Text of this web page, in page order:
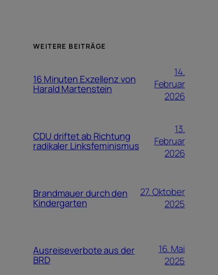
WEITERE BEITRÄGE
16 Minuten Exzellenz von
Harald Martenstein
14.
Februar
2026
CDU driftet ab Richtung
radikaler Linksfeminismus
13.
Februar
2026
Brandmauer durch den
Kindergarten
27. Oktober
2025
Ausreiseverbote aus der
BRD
16. Mai
2025